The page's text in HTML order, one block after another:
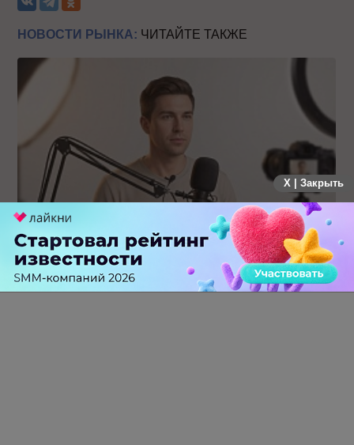
НОВОСТИ РЫНКА: ЧИТАЙТЕ ТАКЖЕ
Российский рынок инфлюенс-маркетинга вошел в фазу
стагнации после нескольких лет роста
X | Закрыть